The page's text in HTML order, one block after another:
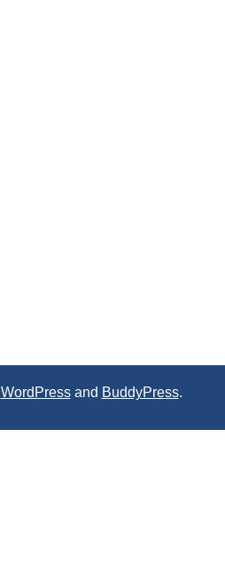
WordPressand BuddyPress.